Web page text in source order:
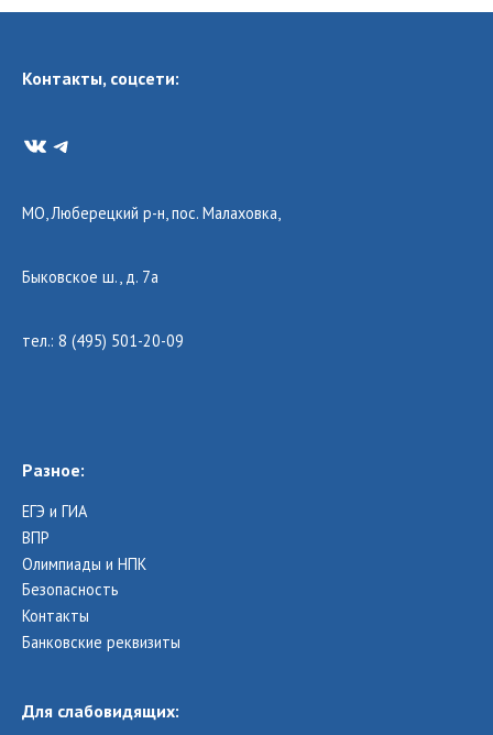
Контакты, соцсети:
VKTelegram
МО, Люберецкий р-н, пос. Малаховка,
Быковское ш., д. 7а
тел.: 8 (495) 501-20-09
Разное:
ЕГЭ и ГИА
ВПР
Олимпиады и НПК
Безопасность
Контакты
Банковские реквизиты
Для слабовидящих: